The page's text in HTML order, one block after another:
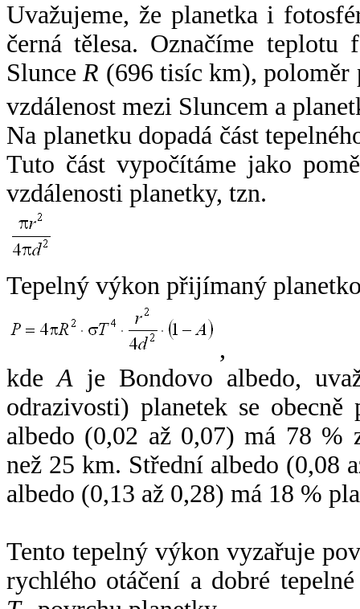
Uvažujeme, že planetka i
černá tělesa. Označíme
SlunceR (696 tisíc km),
vzdálenost mezi Sluncem a
Na planetku dopadá část
Tuto část vypočítáme jako
vzdálenosti planetky, tzn.
Tepelný výkon přijímaný
,
kdeA je Bondovo albedo,
odrazivosti) planetek se
albedo (0,02 až 0,07) má 78 %
než 25 km. Střední albedo (0,08
albedo (0,13 až 0,28) má 18 %
Tento tepelný výkon vyzařuje
rychlého otáčení a dobré